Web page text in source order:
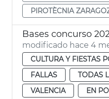
PIROTÈCNIA
Bases concurso
modificado hace 4
CULTURA Y FIESTAS
FALLAS
TODAS
VALENCIA
EN